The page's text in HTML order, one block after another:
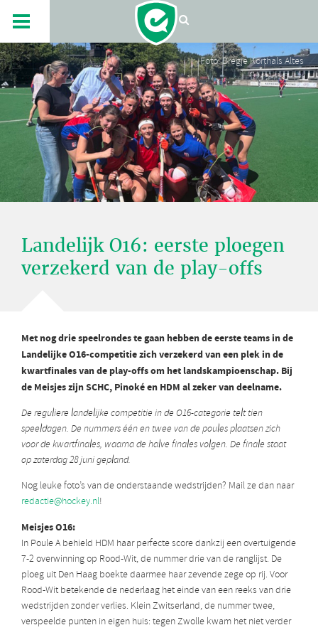
Foto: Bregje Korthals Altes
Landelijk O16: eerste ploegen
verzekerd van de play-offs
Met nog drie speelrondes te gaan hebben de eerste teams in de
Landelijke O16-competitie zich verzekerd van een plek in de
kwartfinales van de play-offs om het landskampioenschap. Bij
de Meisjes zijn SCHC, Pinoké en HDM al zeker van deelname.
De reguliere landelijke competitie in de O16-categorie telt tien
speeldagen. De nummers één en twee van de poules plaatsen zich
voor de kwartfinales, waarna de halve finales volgen. De finale staat
op zaterdag 28 juni gepland.
Nog leuke foto’s van de onderstaande wedstrijden? Mail ze dan naar
redactie@hockey.nl!
Meisjes O16:
In Poule A behield HDM haar perfecte score dankzij een overtuigende
7-2 overwinning op Rood-Wit, de nummer drie van de ranglijst. De
ploeg uit Den Haag boekte daarmee haar zevende zege op rij. Voor
Rood-Wit betekende de nederlaag het einde van een reeks van drie
wedstrijden zonder verlies. Klein Zwitserland, de nummer twee,
verspeelde punten in eigen huis: tegen Zwolle kwam het niet verder